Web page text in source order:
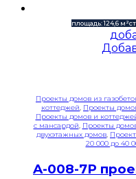
площадь: 124,6 м²
Проекты домов из
коттеджей, Проекты
Проекты домов и
с мансардой, Проекты
двухэтажных домов,
20 000 до 40
A-008-7P